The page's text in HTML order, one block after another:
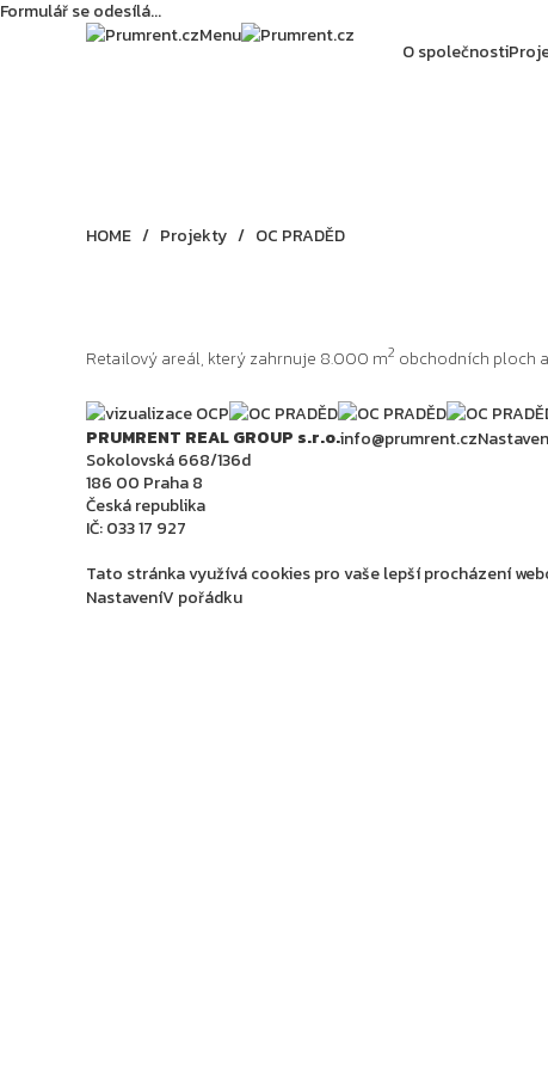
Formulář se odesílá...
Menu
O společnosti
HOME / Projekty / OC PRADĚD
Retailový areál, který zahrnuje 8.000 m2 obchodních ploch
PRUMRENT REAL GROUP s.r.o.
Sokolovská 668/136d
186 00 Praha 8
Česká republika
IČ: 033 17 927
info@prumrent.cz
Tato stránka využívá cookies pro vaše lepší procházení
NastaveníV pořádku